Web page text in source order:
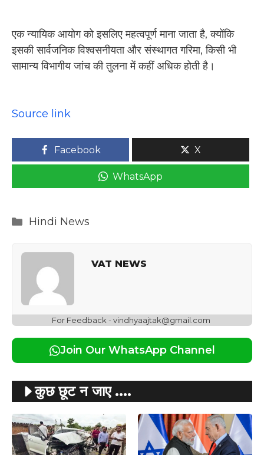
एक न्यायिक आयोग को इसलिए महत्वपूर्ण माना जाता है, क्योंकि
इसकी सार्वजनिक विश्वसनीयता और संस्थागत गरिमा, किसी भी
सामान्य विभागीय जांच की तुलना में कहीं अधिक होती है।
Source link
Facebook X
WhatsApp
Categories
Hindi News
VAT NEWS
For Feedback - vindhyaajtak@gmail.com
Join Our WhatsApp Channel
कुछ छूट न जाए ....